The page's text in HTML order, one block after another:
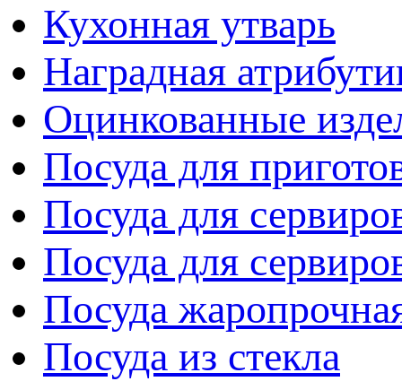
Кухонная утварь
Наградная
Оцинкованные
Посуда для
Посуда для
Посуда для
Посуда
Посуда из стекла